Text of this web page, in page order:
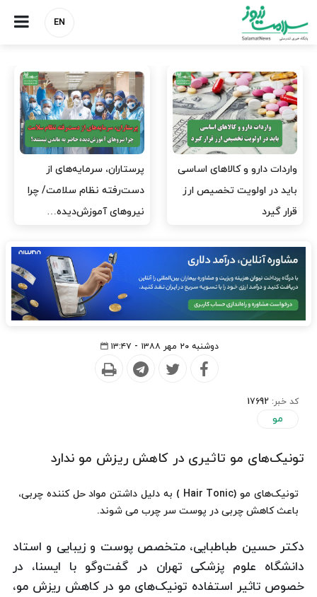
EN
پرستاران، سرمایه‌های از
دست‌رفته نظام سلامت/ چرا
نیروهای آموزش‌دیده…
ارز برای دارو نیست، برای
لکسوس هست؟
دوشنبه ۲۰ مهر ۱۳۸۸ - ۱۳:۴۷
کد خبر: 17692
مو
تونیک‌های مو تاثیری در کاهش ریزش مو ندارد
تونیک‌های مو (Hair Tonic ) به دلیل داشتن مواد حل کننده چربی،
باعث کاهش چربی در پوست سر چرب می شوند.
دکتر حسین طباطبایی، متخصص پوست و زیبایی و استاد
دانشگاه علوم پزشکی تهران در گفت‌وگو با ایسنا، در
خصوص تاثیر استفاده تونیک‌های مو در کاهش ریزش مو،